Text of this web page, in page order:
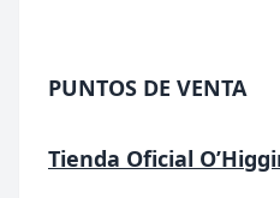
PUNTOS DE VENTA
Tienda Oficial